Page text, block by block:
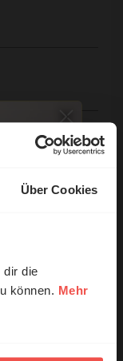
Über Cookies
dir die
können. Mehr
Angaben
der